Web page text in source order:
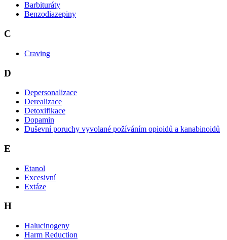
Barbituráty
Benzodiazepiny
C
Craving
D
Depersonalizace
Derealizace
Detoxifikace
Dopamin
Duševní poruchy vyvolané požíváním opioidů a kanabinoidů
E
Etanol
Excesivní
Extáze
H
Halucinogeny
Harm Reduction